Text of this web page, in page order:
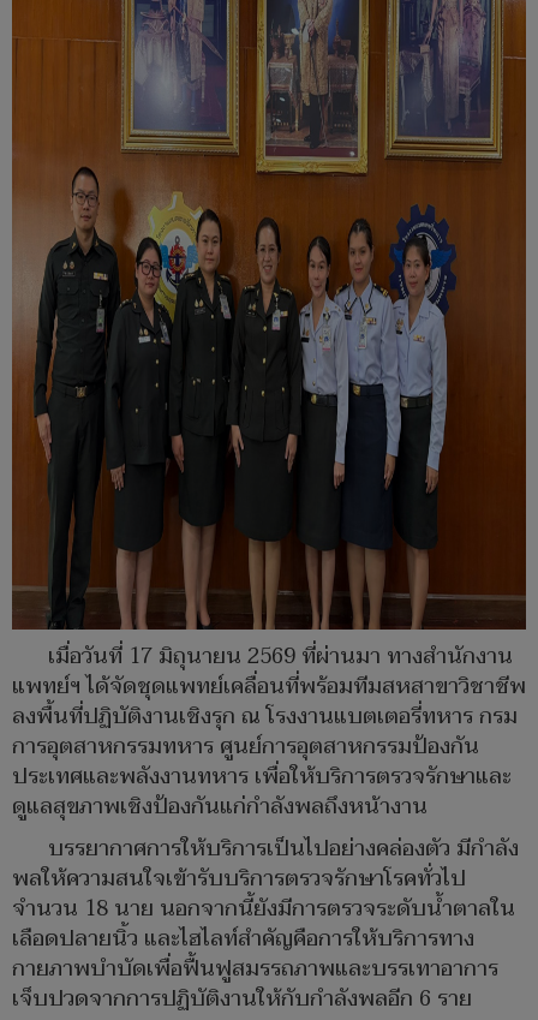
เมื่อวันที่ 17 มิถุนายน 2569 ที่ผ่านมา ทางสำนักงาน
แพทย์ฯ ได้จัดชุดแพทย์เคลื่อนที่พร้อมทีมสหสาขาวิชาชีพ
ลงพื้นที่ปฏิบัติงานเชิงรุก ณ โรงงานแบตเตอรี่ทหาร กรม
การอุตสาหกรรมทหาร ศูนย์การอุตสาหกรรมป้องกัน
ประเทศและพลังงานทหาร เพื่อให้บริการตรวจรักษาและ
ดูแลสุขภาพเชิงป้องกันแก่กำลังพลถึงหน้างาน
บรรยากาศการให้บริการเป็นไปอย่างคล่องตัว มีกำลัง
พลให้ความสนใจเข้ารับบริการตรวจรักษาโรคทั่วไป
จำนวน 18 นาย นอกจากนี้ยังมีการตรวจระดับน้ำตาลใน
เลือดปลายนิ้ว และไฮไลท์สำคัญคือการให้บริการทาง
กายภาพบำบัดเพื่อฟื้นฟูสมรรถภาพและบรรเทาอาการ
เจ็บปวดจากการปฏิบัติงานให้กับกำลังพลอีก 6 ราย